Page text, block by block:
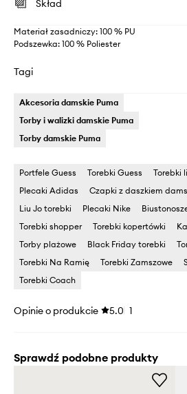
Skład
Materiał zasadniczy: 100 % PU
Podszewka: 100 % Poliester
Tagi
Akcesoria damskie Puma
Torby i walizki damskie Puma
Torby damskie Puma
Portfele Guess Torebki Guess Torebki
Plecaki Adidas
Czapki z daszkiem
Liu Jo torebki
Plecaki Nike
Torebki shopper
Torebki kopertówki
Torby plażowe
Black Friday torebki
Torebki Na Ramię
Torebki Zamszowe
Torebki Coach
Opinie o produkcie 5.0 1
Sprawdź podobne produkty